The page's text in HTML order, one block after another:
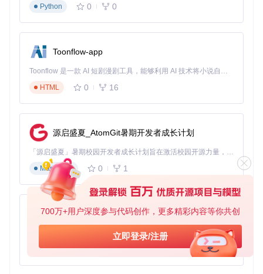
700万+用户深度参与代码创作，更多精彩内容等你共创
立即登录/注册
Python
0 0
Toonflow-app
Toonflow 是一款 AI 短剧漫剧工具，能够利用 AI 技术将小说自动转化为剧本，并结合 AI 生成的图片和视频，实现高效的短剧创作。借助 Toonflow，可以轻松完成从文字到影像的全流程，让短剧制作变得更加智能与便捷。
HTML
0 16
源启盛夏_AtomGit暑期开发者成长计划
「源启盛夏」暑期校园开发者成长计划旨在激活校园开源力量，通过积分激励、认证扶持、资源倾斜等形式，引导高校组织和开发者完成「入驻 — 建项目 — 做贡献 — 获认证 — 得资源」的完整闭环。无论你是想带领社团入驻平台的组织者，还是希望用代码贡献证明自己的开发者，都能在这里找到属于你的成长路径。
Markdown
0 1
AionUi
免费、本地、开源的 24/7 全天候 Cowork 应用，以及适用于 Gemini CLI、Claude Code、Codex、OpenCode、Qwen Code、Goose CLI、Auggie 等的 OpenClaw | 🌟 喜欢就点star吧
TypeScript
0 6